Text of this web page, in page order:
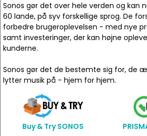
Sonos gør det over hele verden og kan
60 lande, på syv forskellige sprog. De
forbedre brugeroplevelsen - med nye
samt investeringer, der kan højne
kunderne.
Sonos gør det de bestemte sig for, de
lytter musik på - hjem for hjem.
Buy & Try SONOS